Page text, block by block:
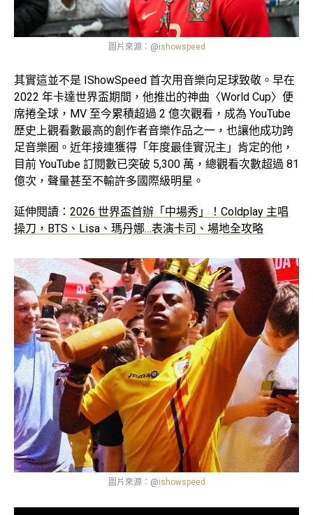
圖片來源：@ishowspeed
其實這並不是 IShowSpeed 首次用音樂向足球致敬。早在
2022 年卡達世界盃期間，他推出的神曲〈World Cup〉便
席捲全球，MV 至今累積超過 2 億次觀看，成為 YouTube
歷史上觀看數最高的創作者音樂作品之一，也讓他成功跨
足音樂圈。近年接連獲得「年度最佳實況主」肯定的他，
目前 YouTube 訂閱數已突破 5,300 萬，總觀看次數超過 81
億次，聲量甚至不輸許多國際級明星。
延伸閱讀： 2026 世界盃首辦「中場秀」！Coldplay 主唱
操刀，BTS、Lisa、瑪丹娜…表演卡司、場地全攻略
圖片來源：@ishowspeed